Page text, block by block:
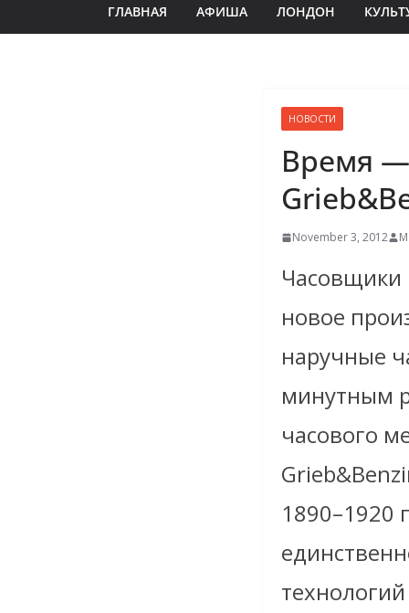
ГЛАВНАЯ АФИША ЛОНДОН
НОВОСТИ
Время
November 3, 2012
Часовщики
новое
наручные
минутным
часового
1890–1920